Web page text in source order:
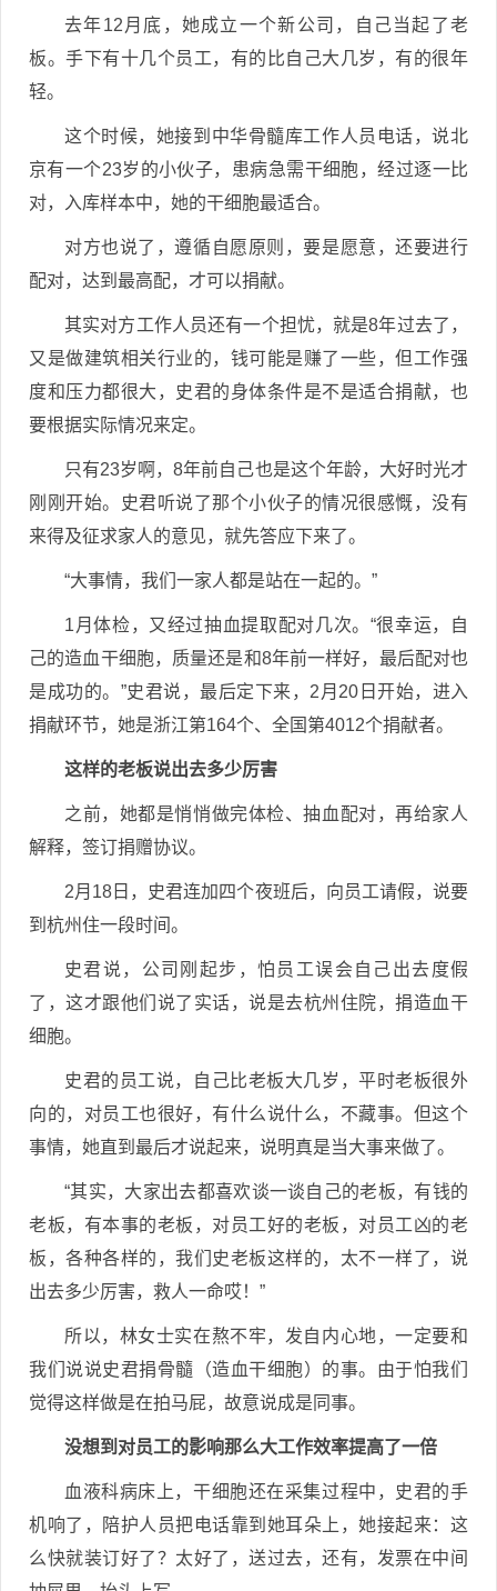
去年12月底，她成立一个新公司，自己当起了老
板。手下有十几个员工，有的比自己大几岁，有的很年
轻。
这个时候，她接到中华骨髓库工作人员电话，说北
京有一个23岁的小伙子，患病急需干细胞，经过逐一比
对，入库样本中，她的干细胞最适合。
对方也说了，遵循自愿原则，要是愿意，还要进行
配对，达到最高配，才可以捐献。
其实对方工作人员还有一个担忧，就是8年过去了，
又是做建筑相关行业的，钱可能是赚了一些，但工作强
度和压力都很大，史君的身体条件是不是适合捐献，也
要根据实际情况来定。
只有23岁啊，8年前自己也是这个年龄，大好时光才
刚刚开始。史君听说了那个小伙子的情况很感慨，没有
来得及征求家人的意见，就先答应下来了。
“大事情，我们一家人都是站在一起的。”
1月体检，又经过抽血提取配对几次。“很幸运，自
己的造血干细胞，质量还是和8年前一样好，最后配对也
是成功的。”史君说，最后定下来，2月20日开始，进入
捐献环节，她是浙江第164个、全国第4012个捐献者。
这样的老板说出去多少厉害
之前，她都是悄悄做完体检、抽血配对，再给家人
解释，签订捐赠协议。
2月18日，史君连加四个夜班后，向员工请假，说要
到杭州住一段时间。
史君说，公司刚起步，怕员工误会自己出去度假
了，这才跟他们说了实话，说是去杭州住院，捐造血干
细胞。
史君的员工说，自己比老板大几岁，平时老板很外
向的，对员工也很好，有什么说什么，不藏事。但这个
事情，她直到最后才说起来，说明真是当大事来做了。
“其实，大家出去都喜欢谈一谈自己的老板，有钱的
老板，有本事的老板，对员工好的老板，对员工凶的老
板，各种各样的，我们史老板这样的，太不一样了，说
出去多少厉害，救人一命哎！”
所以，林女士实在熬不牢，发自内心地，一定要和
我们说说史君捐骨髓（造血干细胞）的事。由于怕我们
觉得这样做是在拍马屁，故意说成是同事。
没想到对员工的影响那么大工作效率提高了一倍
血液科病床上，干细胞还在采集过程中，史君的手
机响了，陪护人员把电话靠到她耳朵上，她接起来：这
么快就装订好了？太好了，送过去，还有，发票在中间